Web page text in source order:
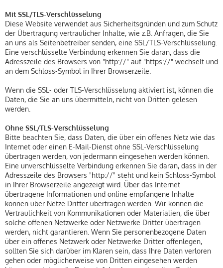
Mit SSL/TLS-Verschlüsselung
Diese Website verwendet aus Sicherheitsgründen und zum Schutz
der Übertragung vertraulicher Inhalte, wie z.B. Anfragen, die Sie
an uns als Seitenbetreiber senden, eine SSL/TLS-Verschlüsselung.
Eine verschlüsselte Verbindung erkennen Sie daran, dass die
Adresszeile des Browsers von "http://" auf "https://" wechselt und
an dem Schloss-Symbol in Ihrer Browserzeile.
Wenn die SSL- oder TLS-Verschlüsselung aktiviert ist, können die
Daten, die Sie an uns übermitteln, nicht von Dritten gelesen
werden.
Ohne SSL/TLS-Verschlüsselung
Bitte beachten Sie, dass Daten, die über ein offenes Netz wie das
Internet oder einen E-Mail-Dienst ohne SSL-Verschlüsselung
übertragen werden, von jedermann eingesehen werden können.
Eine unverschlüsselte Verbindung erkennen Sie daran, dass in der
Adresszeile des Browsers "http://" steht und kein Schloss-Symbol
in Ihrer Browserzeile angezeigt wird. Über das Internet
übertragene Informationen und online empfangene Inhalte
können über Netze Dritter übertragen werden. Wir können die
Vertraulichkeit von Kommunikationen oder Materialien, die über
solche offenen Netzwerke oder Netzwerke Dritter übertragen
werden, nicht garantieren. Wenn Sie personenbezogene Daten
über ein offenes Netzwerk oder Netzwerke Dritter offenlegen,
sollten Sie sich darüber im Klaren sein, dass Ihre Daten verloren
gehen oder möglicherweise von Dritten eingesehen werden